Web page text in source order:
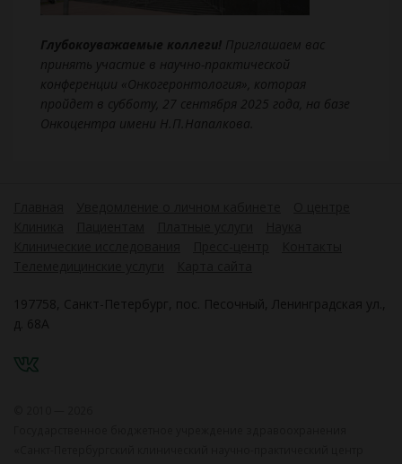
Глубокоуважаемые коллеги! Приглашаем вас
принять участие в научно-практической
конференции «Онкогеронтология», которая
пройдет в субботу, 27 сентября 2025 года, на базе
Онкоцентра имени Н.П.Напалкова.
197758, Санкт-Петербург, пос. Песочный, Ленинградская ул.,
д. 68А